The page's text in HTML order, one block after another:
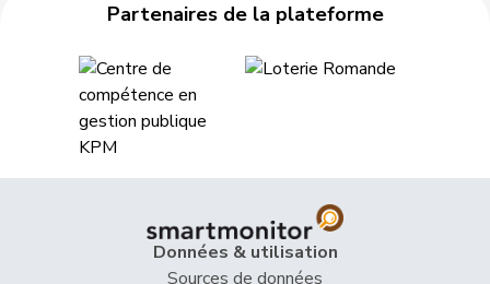
Partenaires de la plateforme
Données & utilisation
Sources de données